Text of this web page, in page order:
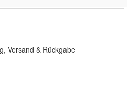
Versand & Rückgabe